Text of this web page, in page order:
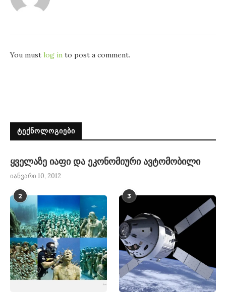
You must log in to post a comment.
ᲢᲔᲥᲜᲝᲚᲝᲒᲘᲔᲑᲘ
ყველაზე იაფი და ეკონომიური ავტომობილი
იანვარი 10, 2012
2 3